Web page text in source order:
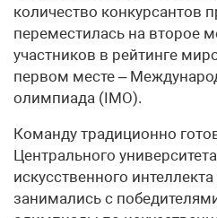
количество конкурсантов
переместилась на второе
участников в рейтинге
первом месте –
олимпиада (IMO).
Команду традиционно
Центрального
искусственного
занимались с